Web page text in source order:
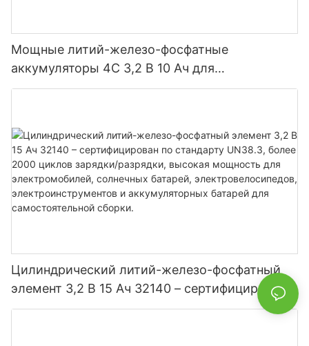
Мощные литий-железо-фосфатные
аккумуляторы 4C 3,2 В 10 Ач для
электроинструментов электромобилей
Цилиндрический литий-железо-фосфатный
элемент 3,2 В 15 Ач 32140 – сертифицирован
по стандарту UN38.3, более 2000 циклов